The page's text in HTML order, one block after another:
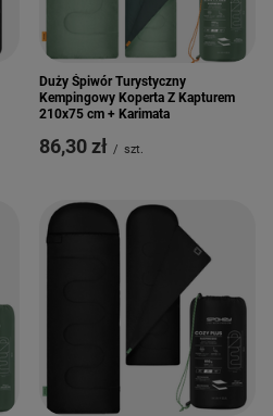
Duży Śpiwór Turystyczny
Kempingowy Koperta Z Kapturem
210x75 cm + Karimata
86,30 zł / szt.